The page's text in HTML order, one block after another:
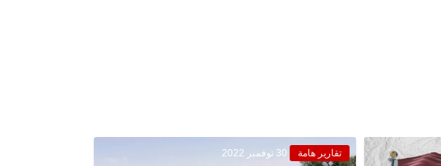
تقارير هامة 30 نوفمبر 2022